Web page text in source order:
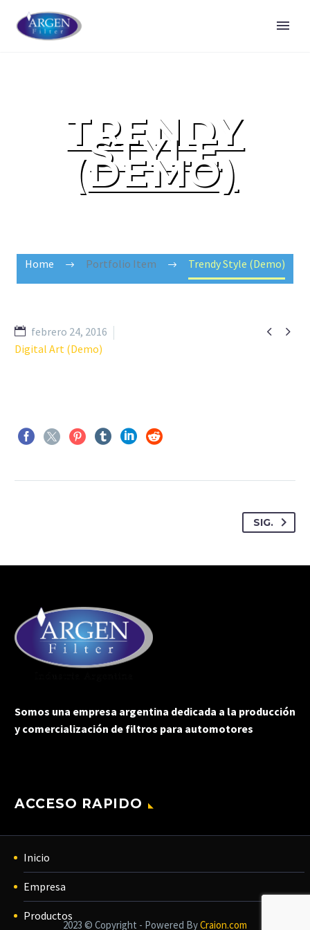
TRENDY
STYLE
(DEMO)
Home Portfolio Item Trendy Style (Demo)
 
febrero 24, 2016
Digital Art (Demo)
SIG.
Somos una empresa argentina dedicada a la producción
y comercialización de filtros para automotores
ACCESO RAPIDO
Inicio
Empresa
Productos
2023 © Copyright - Powered ByCraion.com